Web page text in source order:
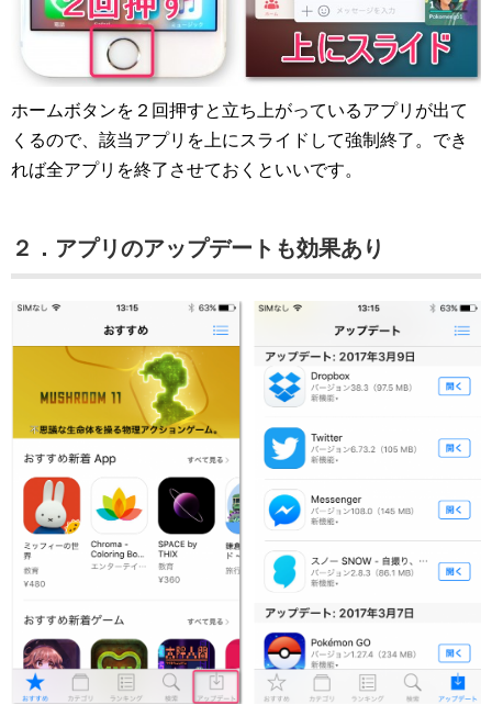
ホームボタンを２回押すと立ち上がっているアプリが出て
くるので、該当アプリを上にスライドして強制終了。でき
れば全アプリを終了させておくといいです。
２．アプリのアップデートも効果あり